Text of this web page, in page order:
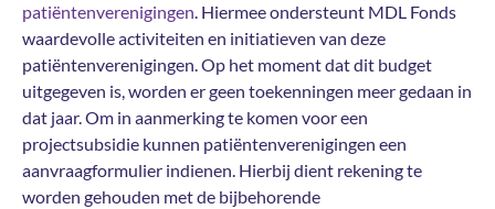
patiëntenverenigingen. Hiermee ondersteunt MDL Fonds
waardevolle activiteiten en initiatieven van deze
patiëntenverenigingen. Op het moment dat dit budget
uitgegeven is, worden er geen toekenningen meer gedaan in
dat jaar. Om in aanmerking te komen voor een
projectsubsidie kunnen patiëntenverenigingen een
aanvraagformulier indienen. Hierbij dient rekening te
worden gehouden met de bijbehorende